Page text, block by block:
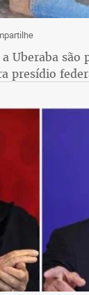
Uberaba são
presídio